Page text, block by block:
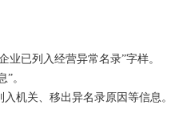
的，应当先履行其信息公示的义务，
记载状态。
可以向工商行政管理部门申请移出经
出决定。
经营异常名录有异议的，可以自公示
业已列入经营异常名录”字样。
。
机关、移出异名录原因等信息。